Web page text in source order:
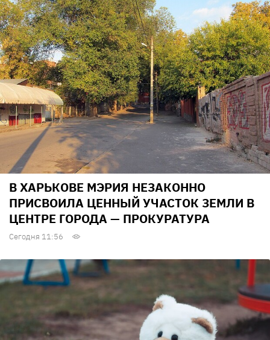
В ХАРЬКОВЕ МЭРИЯ НЕЗАКОННО
ПРИСВОИЛА ЦЕННЫЙ УЧАСТОК ЗЕМЛИ В
ЦЕНТРЕ ГОРОДА — ПРОКУРАТУРА
Сегодня 11:56